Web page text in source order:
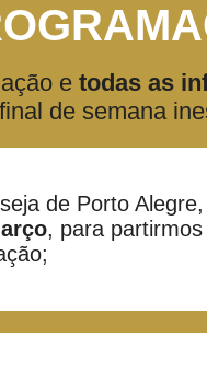
e todas as
de semana
de Porto Alegre,
, para